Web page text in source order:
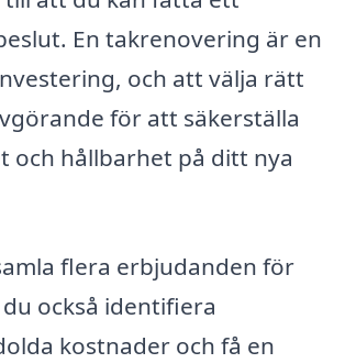
En takrenovering är en
och att välja rätt
för att säkerställa
och hållbarhet på ditt nya
flera erbjudanden för
också identifiera
kostnader och få en